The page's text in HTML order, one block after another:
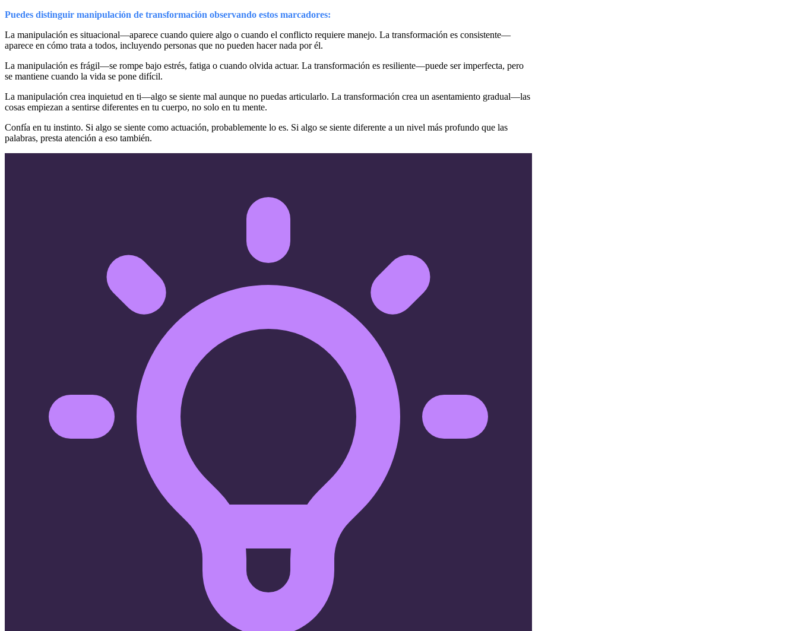
Puedes distinguir manipulación de transformación observando estos marcadores:
La manipulación es situacional—aparece cuando quiere algo o cuando el conflicto requiere manejo. La transformación es consistente—
aparece en cómo trata a todos, incluyendo personas que no pueden hacer nada por él.
La manipulación es frágil—se rompe bajo estrés, fatiga o cuando olvida actuar. La transformación es resiliente—puede ser imperfecta, pero
se mantiene cuando la vida se pone difícil.
La manipulación crea inquietud en ti—algo se siente mal aunque no puedas articularlo. La transformación crea un asentamiento gradual—las
cosas empiezan a sentirse diferentes en tu cuerpo, no solo en tu mente.
Confía en tu instinto. Si algo se siente como actuación, probablemente lo es. Si algo se siente diferente a un nivel más profundo que las
palabras, presta atención a eso también.